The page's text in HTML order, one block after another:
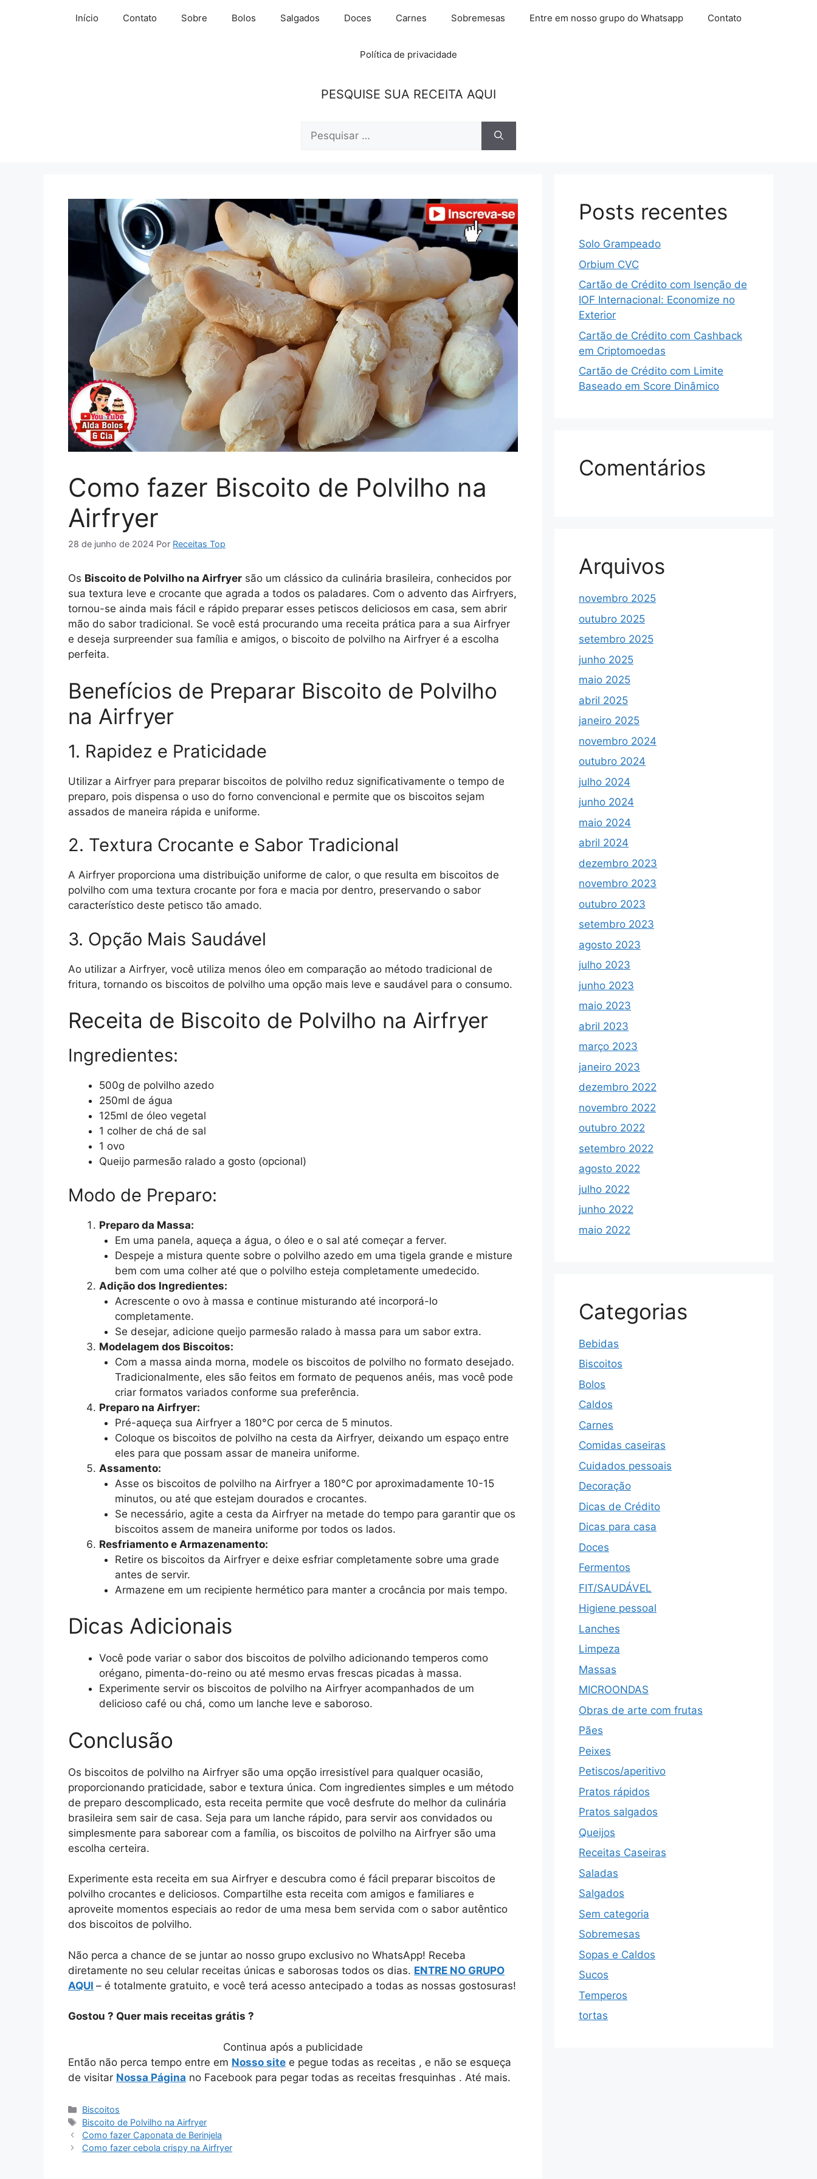
Início Contato Sobre Bolos Salgados Doces Carnes Sobremesas Entre em nosso grupo do Whatsapp Contato
Política de privacidade
PESQUISE SUA RECEITA AQUI
Pesquisar
Como fazer Biscoito de Polvilho na
Airfryer
28 de junho de 2024 Por Receitas Top
Os Biscoito de Polvilho na Airfryer são um clássico da culinária brasileira, conhecidos por
sua textura leve e crocante que agrada a todos os paladares. Com o advento das Airfryers,
tornou-se ainda mais fácil e rápido preparar esses petiscos deliciosos em casa, sem abrir
mão do sabor tradicional. Se você está procurando uma receita prática para a sua Airfryer
e deseja surpreender sua família e amigos, o biscoito de polvilho na Airfryer é a escolha
perfeita.
Benefícios de Preparar Biscoito de Polvilho
na Airfryer
1. Rapidez e Praticidade
Utilizar a Airfryer para preparar biscoitos de polvilho reduz significativamente o tempo de
preparo, pois dispensa o uso do forno convencional e permite que os biscoitos sejam
assados de maneira rápida e uniforme.
2. Textura Crocante e Sabor Tradicional
A Airfryer proporciona uma distribuição uniforme de calor, o que resulta em biscoitos de
polvilho com uma textura crocante por fora e macia por dentro, preservando o sabor
característico deste petisco tão amado.
3. Opção Mais Saudável
Ao utilizar a Airfryer, você utiliza menos óleo em comparação ao método tradicional de
fritura, tornando os biscoitos de polvilho uma opção mais leve e saudável para o consumo.
Receita de Biscoito de Polvilho na Airfryer
Ingredientes:
500g de polvilho azedo
250ml de água
125ml de óleo vegetal
1 colher de chá de sal
1 ovo
Queijo parmesão ralado a gosto (opcional)
Modo de Preparo:
Preparo da Massa:
Em uma panela, aqueça a água, o óleo e o sal até começar a ferver.
Despeje a mistura quente sobre o polvilho azedo em uma tigela grande e misture
bem com uma colher até que o polvilho esteja completamente umedecido.
Adição dos Ingredientes:
Acrescente o ovo à massa e continue misturando até incorporá-lo
completamente.
Se desejar, adicione queijo parmesão ralado à massa para um sabor extra.
Modelagem dos Biscoitos:
Com a massa ainda morna, modele os biscoitos de polvilho no formato desejado.
Tradicionalmente, eles são feitos em formato de pequenos anéis, mas você pode
criar formatos variados conforme sua preferência.
Preparo na Airfryer:
Pré-aqueça sua Airfryer a 180°C por cerca de 5 minutos.
Coloque os biscoitos de polvilho na cesta da Airfryer, deixando um espaço entre
eles para que possam assar de maneira uniforme.
Assamento:
Asse os biscoitos de polvilho na Airfryer a 180°C por aproximadamente 10-15
minutos, ou até que estejam dourados e crocantes.
Se necessário, agite a cesta da Airfryer na metade do tempo para garantir que os
biscoitos assem de maneira uniforme por todos os lados.
Resfriamento e Armazenamento:
Retire os biscoitos da Airfryer e deixe esfriar completamente sobre uma grade
antes de servir.
Armazene em um recipiente hermético para manter a crocância por mais tempo.
Dicas Adicionais
Você pode variar o sabor dos biscoitos de polvilho adicionando temperos como
orégano, pimenta-do-reino ou até mesmo ervas frescas picadas à massa.
Experimente servir os biscoitos de polvilho na Airfryer acompanhados de um
delicioso café ou chá, como um lanche leve e saboroso.
Conclusão
Os biscoitos de polvilho na Airfryer são uma opção irresistível para qualquer ocasião,
proporcionando praticidade, sabor e textura única. Com ingredientes simples e um método
de preparo descomplicado, esta receita permite que você desfrute do melhor da culinária
brasileira sem sair de casa. Seja para um lanche rápido, para servir aos convidados ou
simplesmente para saborear com a família, os biscoitos de polvilho na Airfryer são uma
escolha certeira.
Experimente esta receita em sua Airfryer e descubra como é fácil preparar biscoitos de
polvilho crocantes e deliciosos. Compartilhe esta receita com amigos e familiares e
aproveite momentos especiais ao redor de uma mesa bem servida com o sabor autêntico
dos biscoitos de polvilho.
Não perca a chance de se juntar ao nosso grupo exclusivo no WhatsApp! Receba
diretamente no seu celular receitas únicas e saborosas todos os dias. ENTRE NO GRUPO
AQUI – é totalmente gratuito, e você terá acesso antecipado a todas as nossas gostosuras!
Gostou ? Quer mais receitas grátis ?
Continua após a publicidade
Então não perca tempo entre em Nosso site e pegue todas as receitas , e não se esqueça
de visitar Nossa Página no Facebook para pegar todas as receitas fresquinhas . Até mais.
Categorias
Biscoitos
Tags
Biscoito de Polvilho na Airfryer
Como fazer Caponata de Berinjela
Como fazer cebola crispy na Airfryer
Posts recentes
Solo Grampeado
Orbium CVC
Cartão de Crédito com Isenção de
IOF Internacional: Economize no
Exterior
Cartão de Crédito com Cashback
em Criptomoedas
Cartão de Crédito com Limite
Baseado em Score Dinâmico
Comentários
Arquivos
novembro 2025
outubro 2025
setembro 2025
junho 2025
maio 2025
abril 2025
janeiro 2025
novembro 2024
outubro 2024
julho 2024
junho 2024
maio 2024
abril 2024
dezembro 2023
novembro 2023
outubro 2023
setembro 2023
agosto 2023
julho 2023
junho 2023
maio 2023
abril 2023
março 2023
janeiro 2023
dezembro 2022
novembro 2022
outubro 2022
setembro 2022
agosto 2022
julho 2022
junho 2022
maio 2022
Categorias
Bebidas
Biscoitos
Bolos
Caldos
Carnes
Comidas caseiras
Cuidados pessoais
Decoração
Dicas de Crédito
Dicas para casa
Doces
Fermentos
FIT/SAUDÁVEL
Higiene pessoal
Lanches
Limpeza
Massas
MICROONDAS
Obras de arte com frutas
Pães
Peixes
Petiscos/aperitivo
Pratos rápidos
Pratos salgados
Queijos
Receitas Caseiras
Saladas
Salgados
Sem categoria
Sobremesas
Sopas e Caldos
Sucos
Temperos
tortas